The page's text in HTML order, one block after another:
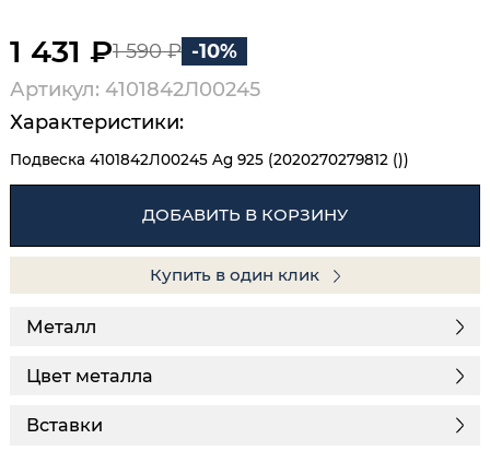
1 431 ₽1 590 ₽ -10%
Артикул: 4101842Л00245
Характеристики:
Подвеска 4101842Л00245 Ag 925 (2020270279812 ())
ДОБАВИТЬ В КОРЗИНУ
Купить в один клик
Металл
Цвет металла
Вставки